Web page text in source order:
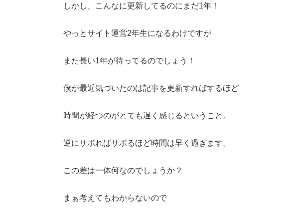
しかし、こんなに更新してるのにまだ1年！
やっとサイト運営2年生になるわけですが
また長い1年が待ってるのでしょう！
僕が最近気づいたのは記事を更新すればするほど
時間が経つのがとても遅く感じるということ。
逆にサボればサボるほど時間は早く過ぎます。
この差は一体何なのでしょうか？
まぁ考えてもわからないので